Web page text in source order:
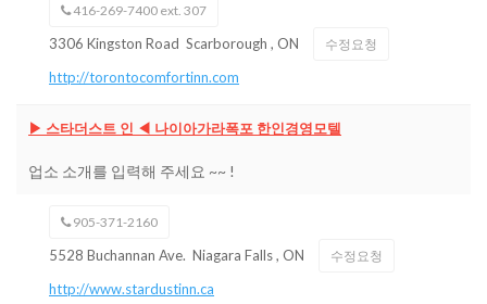
416-269-7400 ext. 307
3306 Kingston Road Scarborough , ON 수정요청
http://torontocomfortinn.com
▶ 스타더스트 인 ◀ 나이아가라폭포 한인경영모텔
업소 소개를 입력해 주세요 ~~ !
905-371-2160
5528 Buchannan Ave. Niagara Falls, ON 수정요청
http://www.stardustinn.ca